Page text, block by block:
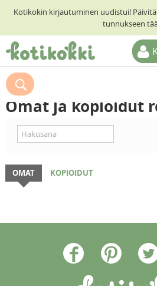
Kotikokin kirjautuminen uudistui!
tunnukseen
ETUSIVU
RESEPTIHAKU
KESKUSTELUT
KOTIKOKIT
Omat ja kopioidut
OMAT KOPIOIDUT